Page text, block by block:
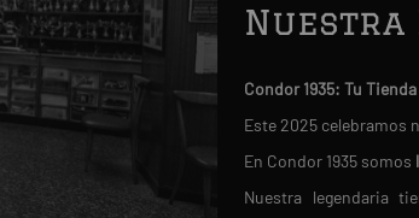
Nuestra
Condor 1935: Tu
Este 2025 celebramos
En Condor 1935 somos
Nuestra legendaria